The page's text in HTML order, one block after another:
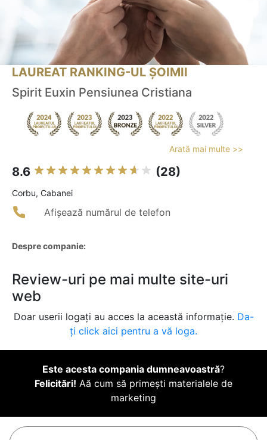
LAUREAT RANKING-UL ȘOIMII
Spirit Euxin Pensiunea Cristiana
Arată mai multe >>
8.6 (28)
Corbu, Cabanei
Afișează numărul de telefon
Despre companie:
Review-uri pe mai multe site-uri
web
Doar userii logați au acces la această informație. Da-
ți click aici pentru a vă loga.
Este acesta compania dumneavoastră?
Felicitări! Aă cum să primești materialele de
marketing